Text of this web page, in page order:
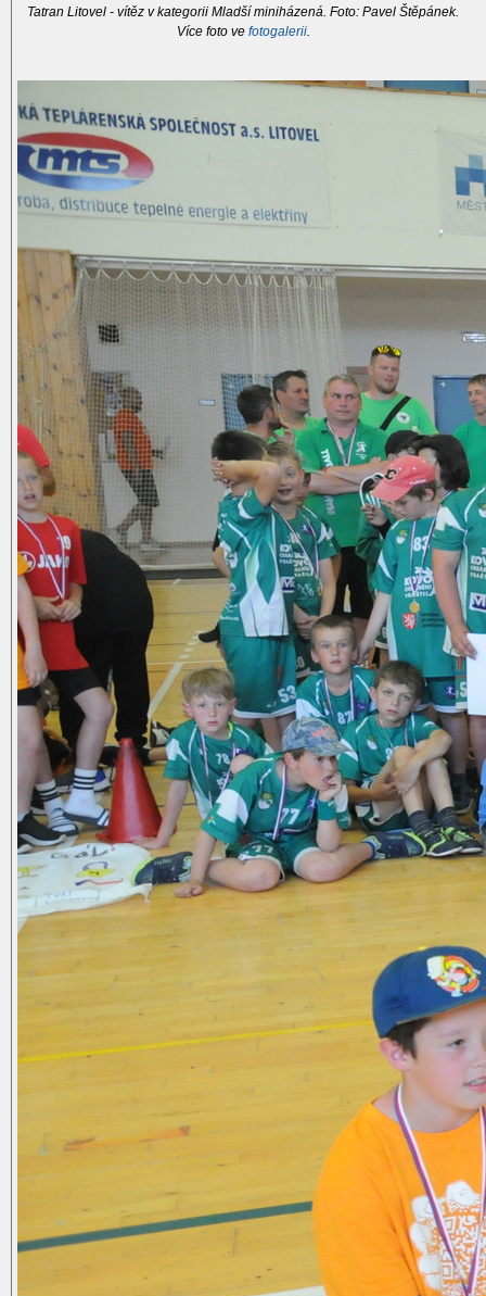
Tatran Litovel - vítěz v kategorii Mladší miniházená. Foto: Pavel Štěpánek.
Více foto ve fotogalerii.